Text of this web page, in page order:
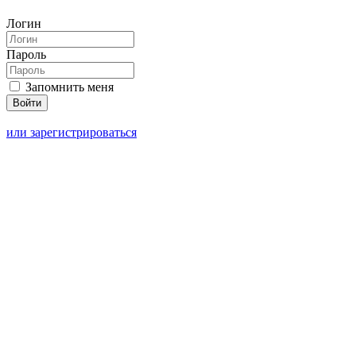
Логин
Пароль
Запомнить меня
или зарегистрироваться